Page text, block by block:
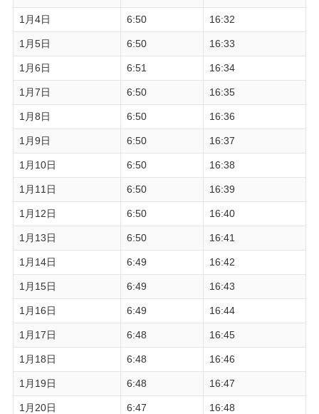
1月4日 6:50 16:32
1月5日 6:50 16:33
1月6日 6:51 16:34
1月7日 6:50 16:35
1月8日 6:50 16:36
1月9日 6:50 16:37
1月10日 6:50 16:38
1月11日 6:50 16:39
1月12日 6:50 16:40
1月13日 6:50 16:41
1月14日 6:49 16:42
1月15日 6:49 16:43
1月16日 6:49 16:44
1月17日 6:48 16:45
1月18日 6:48 16:46
1月19日 6:48 16:47
1月20日 6:47 16:48